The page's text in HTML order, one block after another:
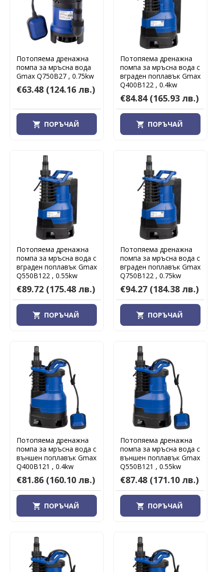
Потопяема дренажна
помпа за мръсна вода
Gmax Q750B27 , 0.75kw
€63.48 (124.16 лв.)
ПОРЪЧАЙ
Потопяема дренажна
помпа за мръсна вода с
вграден поплавък Gmax
Q400B122 , 0.4kw
€84.84 (165.93 лв.)
ПОРЪЧАЙ
Потопяема дренажна
помпа за мръсна вода с
вграден поплавък Gmax
Q550B122 , 0.55kw
€89.72 (175.48 лв.)
ПОРЪЧАЙ
Потопяема дренажна
помпа за мръсна вода с
вграден поплавък Gmax
Q750B122 , 0.75kw
€94.27 (184.38 лв.)
ПОРЪЧАЙ
Потопяема дренажна
помпа за мръсна вода с
външен поплавък Gmax
Q400B121 , 0.4kw
€81.86 (160.10 лв.)
ПОРЪЧАЙ
Потопяема дренажна
помпа за мръсна вода с
външен поплавък Gmax
Q550B121 , 0.55kw
€87.48 (171.10 лв.)
ПОРЪЧАЙ